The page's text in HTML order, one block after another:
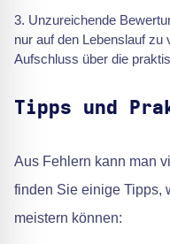
Unzureichende
nur auf den Lebenslauf zu
Aufschluss über die
Tipps und
Aus Fehlern kann man
finden Sie einige Tipps,
meistern können: